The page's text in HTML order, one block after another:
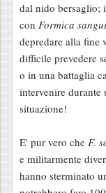
dal nido bersaglio;
con Formica
depredare alla fine
difficile prevedere
o in una battaglia
intervenire durante
situazione!
E' pur vero che F.
e militarmente
hanno sterminato